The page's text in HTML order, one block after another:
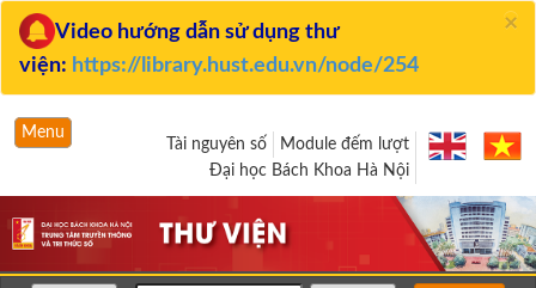
×
Video hướng dẫn sử dụng thư
viện: https://library.hust.edu.vn/node/254
Module đếm lượt
Tài nguyên số
Đại học Bách Khoa Hà Nội
Menu